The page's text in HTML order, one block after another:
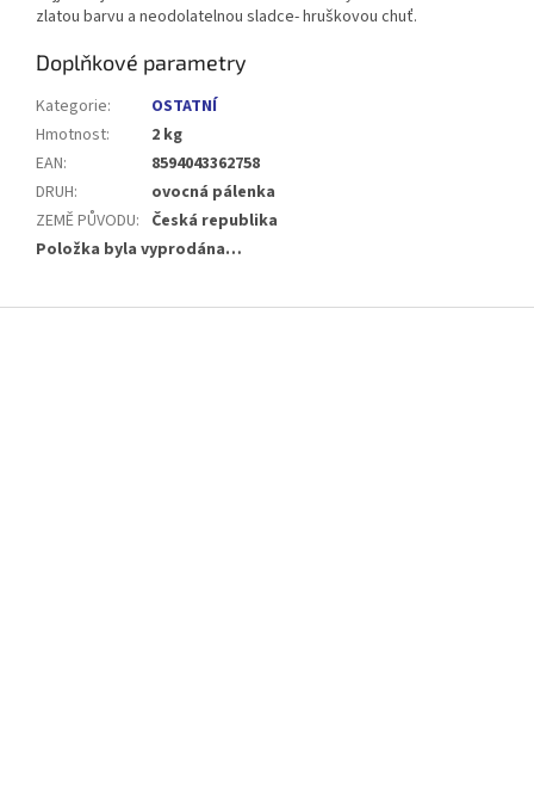
zlatou barvu a neodolatelnou sladce- hruškovou chuť.
Doplňkové parametry
Kategorie:
OSTATNÍ
Hmotnost:
2 kg
EAN:
8594043362758
DRUH:
ovocná pálenka
ZEMĚ PŮVODU: Česká republika
Položka byla vyprodána…